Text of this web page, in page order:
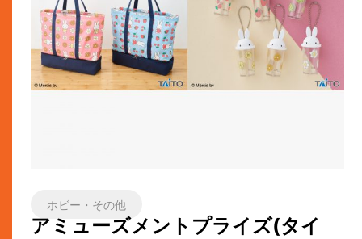
ホビー・その他
アミューズメントプライズ(タイ